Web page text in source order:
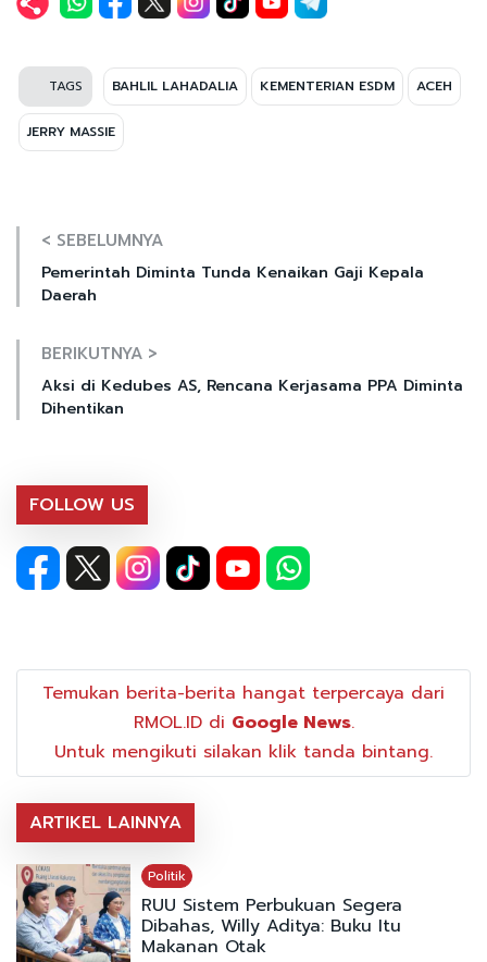
TAGS BAHLIL LAHADALIA KEMENTERIAN ESDM ACEH
JERRY MASSIE
< SEBELUMNYA
Pemerintah Diminta Tunda Kenaikan Gaji Kepala
Daerah
BERIKUTNYA >
Aksi di Kedubes AS, Rencana Kerjasama PPA Diminta
Dihentikan
FOLLOW US
Temukan berita-berita hangat terpercaya dari
RMOL.ID di Google News.
Untuk mengikuti silakan klik tanda bintang.
ARTIKEL LAINNYA
Politik
RUU Sistem Perbukuan Segera
Dibahas, Willy Aditya: Buku Itu
Makanan Otak